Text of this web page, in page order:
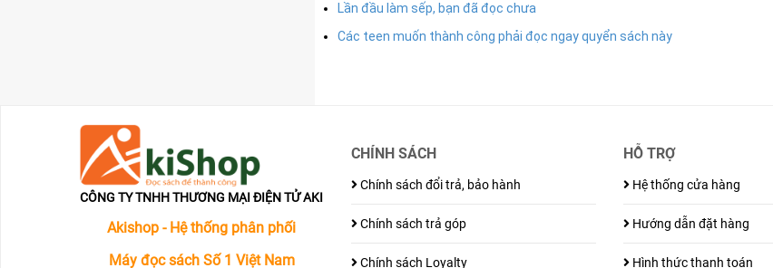
Lần đầu làm sếp, bạn đã đọc chưa
Các teen muốn thành công phải đọc ngay quyển sách này
CÔNG TY TNHH THƯƠNG MẠI ĐIỆN TỬ AKI
Akishop - Hệ thống phân phối
Máy đọc sách Số 1 Việt Nam
CHÍNH SÁCH
Chính sách đổi trả, bảo hành
Chính sách trả góp
Chính sách Loyalty
HỖ TRỢ
Hệ thống cửa hàng
Hướng dẫn đặt hàng
Hình thức thanh toán